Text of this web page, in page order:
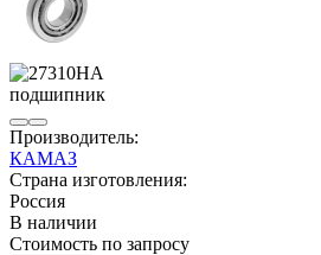
Производитель:
КАМАЗ
Страна изготовления:
Россия
В наличии
Стоимость по запросу